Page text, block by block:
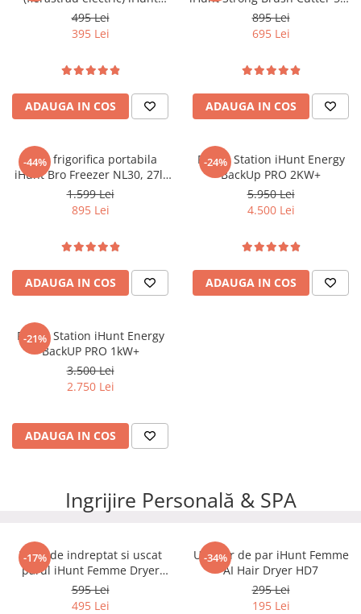
Strong Chainsaw 21V Power
495 Lei
395 Lei
ADAUGA IN COS
Power
895 Lei
695 Lei
ADAUGA IN COS
-44%
Lada frigorifica portabila
iHunt Bro Freezer NL30, 27l,
61cm, Compresor Freon,
Ecran Digital, Capac Dublu
1.599 Lei
895 Lei
ADAUGA IN COS
-24%
Power Station iHunt Energy
BackUp PRO 2KW+
5.950 Lei
4.500 Lei
ADAUGA IN COS
-21%
Power Station iHunt Energy
BackUP PRO 1kW+
3.500 Lei
2.750 Lei
ADAUGA IN COS
Ingrijire Personală & SPA
-17%
Placă de indreptat si uscat
parul iHunt Femme Dryer
Straightener HC2
595 Lei
495 Lei
-34%
Uscator de par iHunt Femme
AI Hair Dryer HD7
295 Lei
195 Lei